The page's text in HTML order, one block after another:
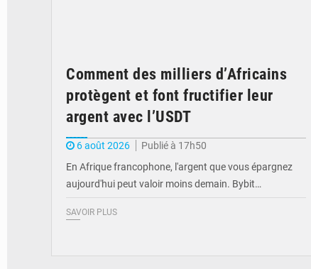
Comment des milliers d’Africains
protègent et font fructifier leur
argent avec l’USDT
6 août 2026
Publié à 17h50
En Afrique francophone, l'argent que vous épargnez
aujourd'hui peut valoir moins demain. Bybit…
SAVOIR PLUS